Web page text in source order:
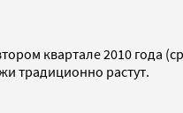
квартале 2010 года
традиционно растут.